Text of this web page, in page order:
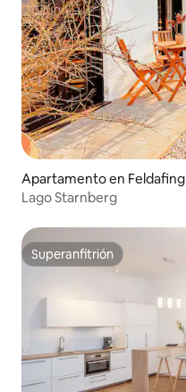
Apartamento en Feldafing
Lago Starnberg
Superanfitrión
Superanfitrión